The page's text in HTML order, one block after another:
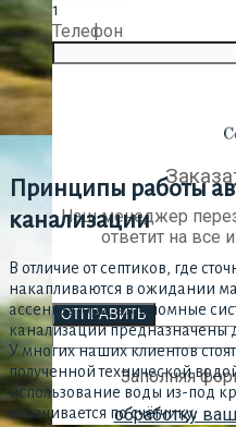
1
Телефон
Наш менеджер
ответит на все
ОТПРАВИТЬ
Заполняя
обработку
Принципы работы
канализации
В отличие от септиков, где
накапливаются в ожидании
ассенизатора, автономные
канализации предназначены
У многих наших клиентов
полученной технической
использование воды из-под
оплачивается по счётчику.